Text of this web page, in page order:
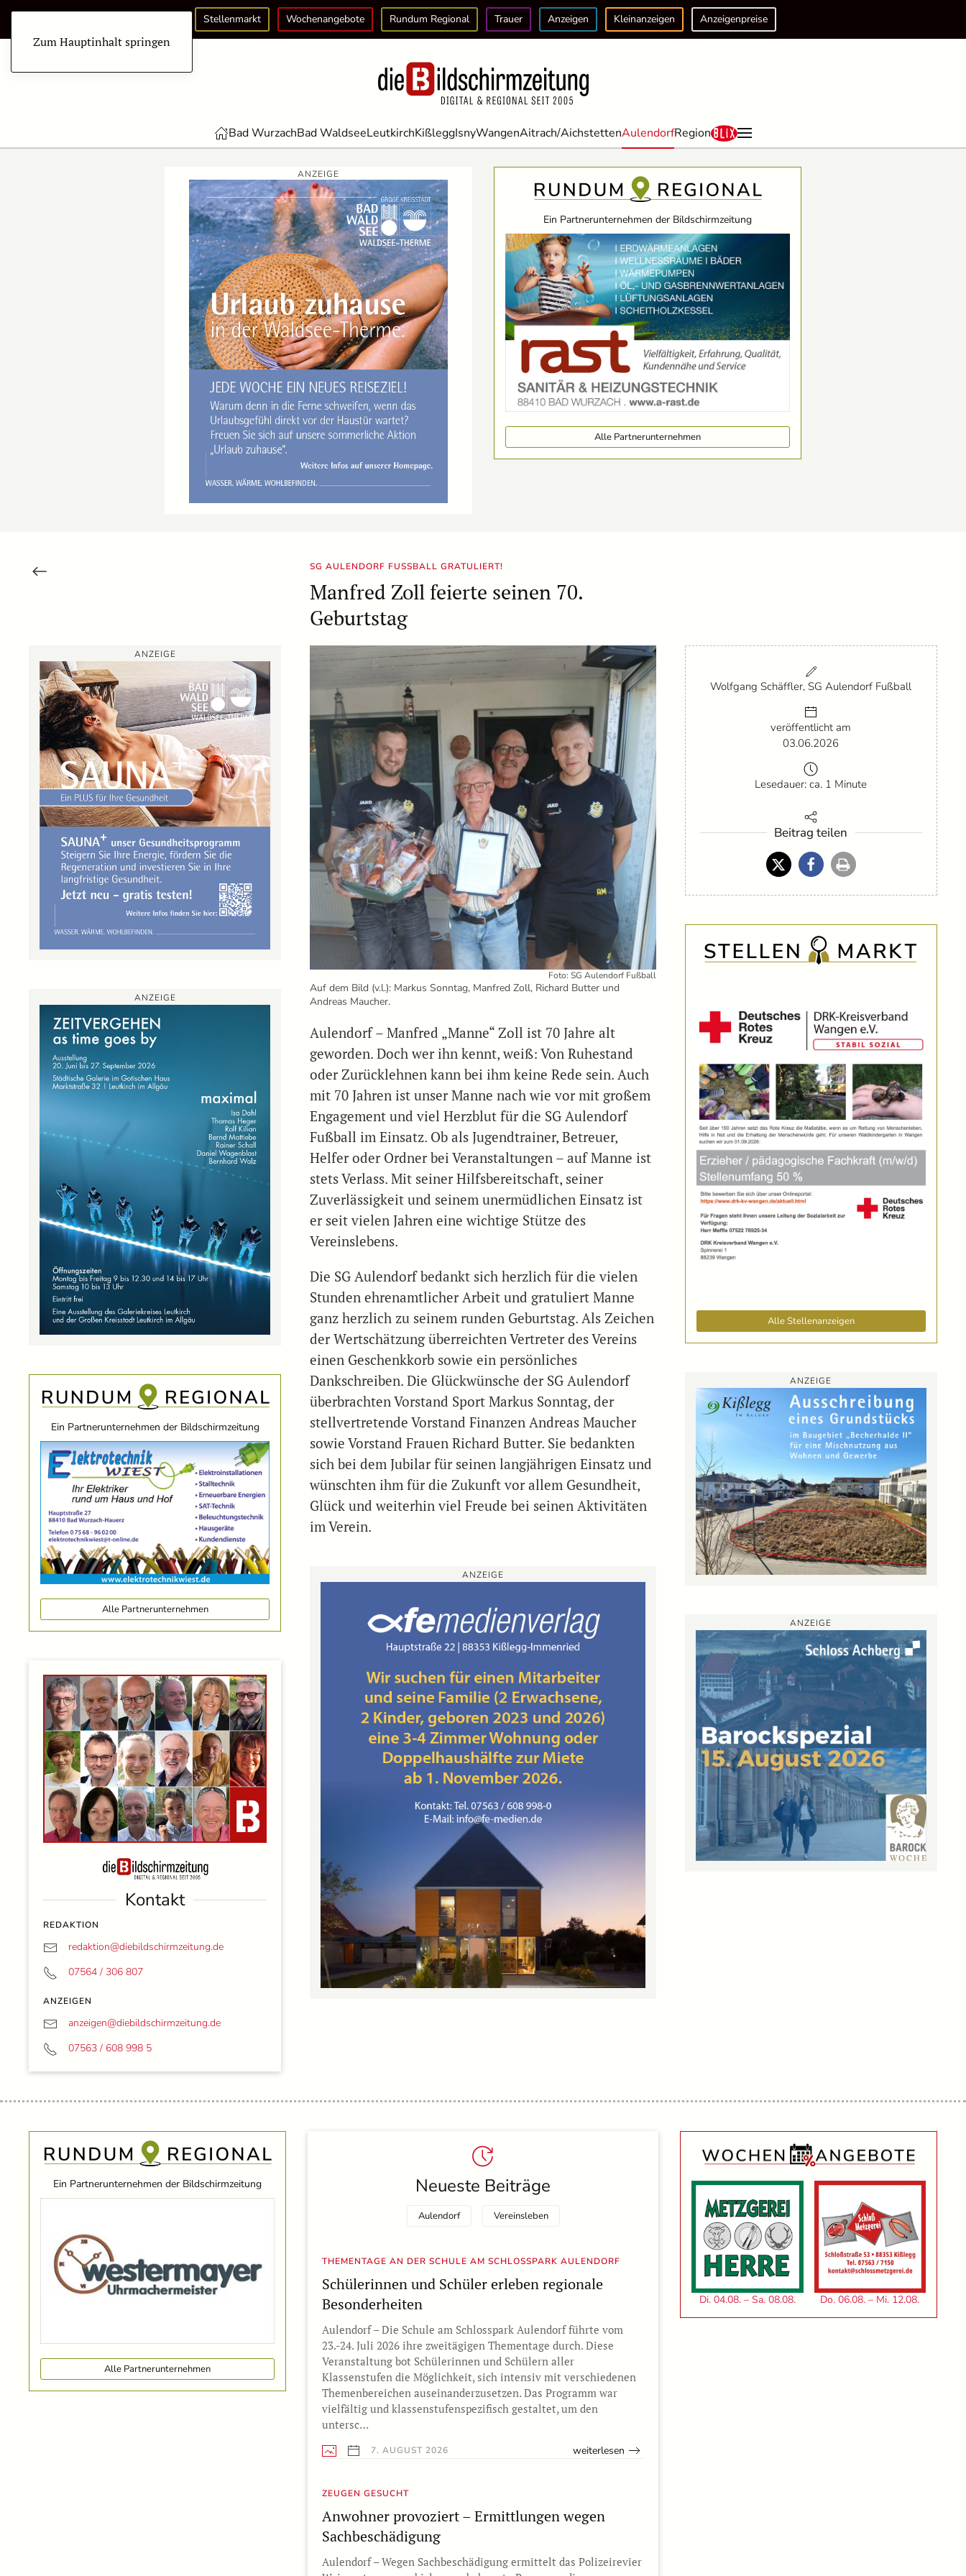
Zum Hauptinhalt springen
Stellenmarkt Wochenangebote Rundum Regional Trauer Anzeigen Kleinanzeigen Anzeigenpreise
Bad WurzachBad WaldseeLeutkirchKißleggIsnyWangenAitrach/AichstettenAulendorfRegion
ANZEIGE
Ein Partnerunternehmen der Bildschirmzeitung
Alle Partnerunternehmen
SG AULENDORF FUSSBALL GRATULIERT!
Manfred Zoll feierte seinen 70.
Geburtstag
ANZEIGE
ANZEIGE
Ein Partnerunternehmen der Bildschirmzeitung
Alle Partnerunternehmen
Kontakt
REDAKTION
redaktion@diebildschirmzeitung.de
07564 / 306 807
ANZEIGEN
anzeigen@diebildschirmzeitung.de
07563 / 608 998 5
Foto: SG Aulendorf Fußball
Auf dem Bild (v.l.): Markus Sonntag, Manfred Zoll, Richard Butter und
Andreas Maucher.
Aulendorf – Manfred „Manne“ Zoll ist 70 Jahre alt
geworden. Doch wer ihn kennt, weiß: Von Ruhestand
oder Zurücklehnen kann bei ihm keine Rede sein. Auch
mit 70 Jahren ist unser Manne nach wie vor mit großem
Engagement und viel Herzblut für die SG Aulendorf
Fußball im Einsatz. Ob als Jugendtrainer, Betreuer,
Helfer oder Ordner bei Veranstaltungen – auf Manne ist
stets Verlass. Mit seiner Hilfsbereitschaft, seiner
Zuverlässigkeit und seinem unermüdlichen Einsatz ist
er seit vielen Jahren eine wichtige Stütze des
Vereinslebens.
Die SG Aulendorf bedankt sich herzlich für die vielen
Stunden ehrenamtlicher Arbeit und gratuliert Manne
ganz herzlich zu seinem runden Geburtstag. Als Zeichen
der Wertschätzung überreichten Vertreter des Vereins
einen Geschenkkorb sowie ein persönliches
Dankschreiben. Die Glückwünsche der SG Aulendorf
überbrachten Vorstand Sport Markus Sonntag, der
stellvertretende Vorstand Finanzen Andreas Maucher
sowie Vorstand Frauen Richard Butter. Sie bedankten
sich bei dem Jubilar für seinen langjährigen Einsatz und
wünschten ihm für die Zukunft vor allem Gesundheit,
Glück und weiterhin viel Freude bei seinen Aktivitäten
im Verein.
ANZEIGE
Wolfgang Schäffler, SG Aulendorf Fußball
veröffentlicht am
03.06.2026
Lesedauer: ca. 1 Minute
Beitrag teilen
Alle Stellenanzeigen
ANZEIGE
ANZEIGE
Neueste Beiträge
Aulendorf Vereinsleben
THEMENTAGE AN DER SCHULE AM SCHLOSSPARK AULENDORF
Schülerinnen und Schüler erleben regionale
Besonderheiten
Aulendorf – Die Schule am Schlosspark Aulendorf führte vom
23.-24. Juli 2026 ihre zweitägigen Thementage durch. Diese
Veranstaltung bot Schülerinnen und Schülern aller
Klassenstufen die Möglichkeit, sich intensiv mit verschiedenen
Themenbereichen auseinanderzusetzen. Das Programm war
vielfältig und klassenstufenspezifisch gestaltet, um den
untersc…
7. AUGUST 2026 weiterlesen
ZEUGEN GESUCHT
Anwohner provoziert – Ermittlungen wegen
Sachbeschädigung
Aulendorf – Wegen Sachbeschädigung ermittelt das Polizeirevier
Ein Partnerunternehmen der Bildschirmzeitung
Alle Partnerunternehmen
Di. 04.08. – Sa. 08.08. Do. 06.08. – Mi. 12.08.